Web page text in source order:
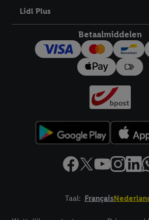
Lidl Plus
Betaalmiddelen
Taal: Français